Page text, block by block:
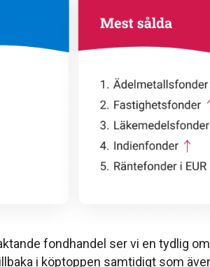
fondhandel ser vi en tydlig
i köptoppen samtidigt som